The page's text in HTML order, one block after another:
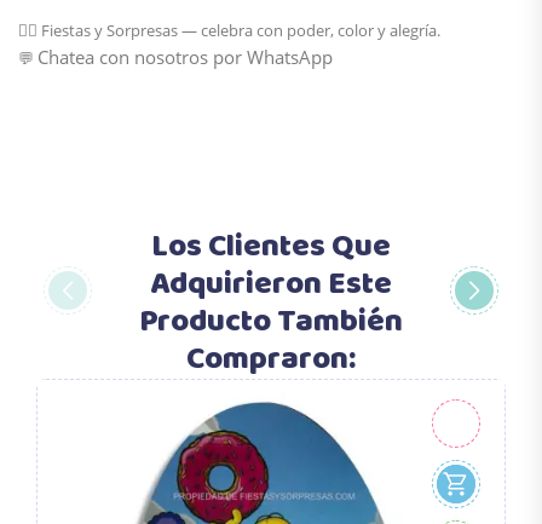
🦸‍♂️ Fiestas y Sorpresas— celebra con poder, color y alegría.
💬 Chatea con nosotros por WhatsApp
Los Clientes Que
Adquirieron Este
Producto También
Compraron: